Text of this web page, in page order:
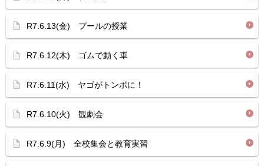
R7.6.13(金) プールの授業
R7.6.12(木) ゴムで動く車
R7.6.11(水) ヤゴがトンボに！
R7.6.10(火) 観劇会
R7.6.9(月) 全校集会と教育実習